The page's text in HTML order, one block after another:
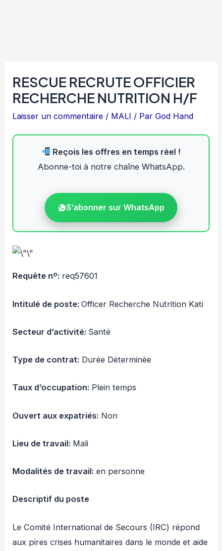
RESCUE RECRUTE OFFICIER
RECHERCHE NUTRITION H/F
Laisser un commentaire / MALI / ParGod Hand
Reçois les offres en temps réel !
Abonne-toi à notre chaîne WhatsApp.
S’abonner sur WhatsApp
Requête nº: req57601
Intitulé de poste:Officer Recherche Nutrition Kati
Secteur d’activité: Santé
Type de contrat: Durée Déterminée
Taux d’occupation: Plein temps
Ouvert aux expatriés: Non
Lieu de travail: Mali
Modalités de travail: en personne
Descriptif du poste
Le Comité International de Secours (IRC) répond
aux pires crises humanitaires dans le monde et aide